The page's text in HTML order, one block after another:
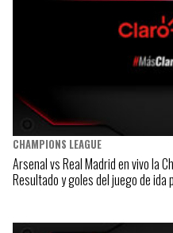
CHAMPIONS LEAGUE
Arsenal vs Real Madrid en vivo la
Resultado y goles del juego de